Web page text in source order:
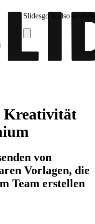
Slidesgo is also
Kreativität
von
Vorlagen, die
Team erstellen